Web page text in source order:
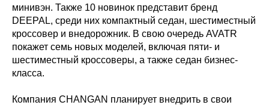
минивэн. Также 10 новинок представит бренд
DEEPAL, среди них компактный седан, шестиместный
кроссовер и внедорожник. В свою очередь AVATR
покажет семь новых моделей, включая пяти- и
шестиместный кроссоверы, а также седан бизнес-
класса.
Компания CHANGAN планирует внедрить в свои